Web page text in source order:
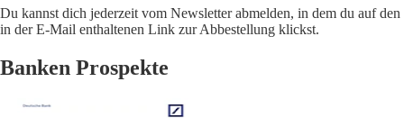
Du kannst dich jederzeit vom Newsletter abmelden, in dem du auf den
in der E-Mail enthaltenen Link zur Abbestellung klickst.
Banken Prospekte